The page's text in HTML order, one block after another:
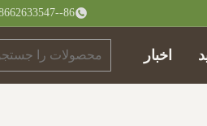
86--18662633547
اخبار